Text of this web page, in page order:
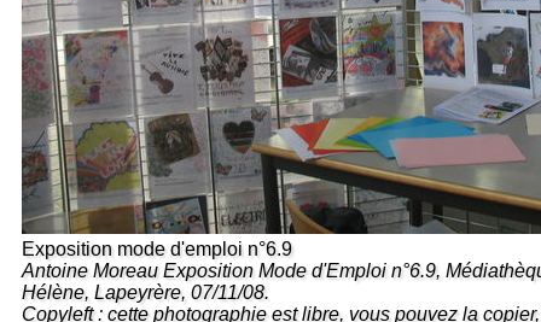
Exposition mode d'emploi n°6.9
Antoine Moreau Exposition Mode d'Emploi n°6.9,
Hélène, Lapeyrère, 07/11/08.
Copyleft : cette photographie est libre, vous pouvez la